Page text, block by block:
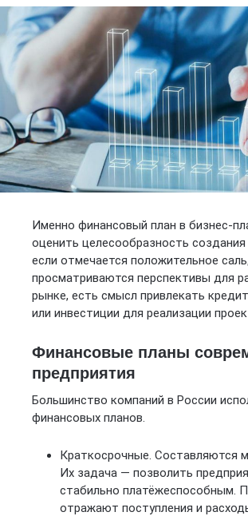
Именно финансовый план в бизнес-
оценить целесообразность создания
если отмечается положительное
просматриваются перспективы для
рынке, есть смысл привлекать
или инвестиции для реализации
Финансовые планы
предприятия
Большинство компаний в России
финансовых планов.
Краткосрочные. Составляются
Их задача — позволить
стабильно платёжеспособным.
отражают поступления и